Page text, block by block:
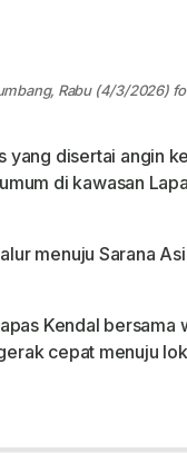
Rabu (4/3/2026)
yang disertai angin
di kawasan
menuju Sarana
Kendal bersama
cepat menuju